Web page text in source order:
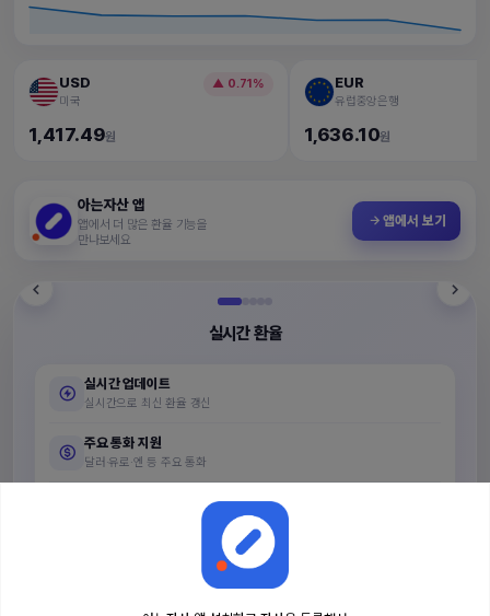
USD
미국
▲ 0.71%
1,417.49원
EUR
유럽중앙은행
1,636.10원
아는자산 앱
앱에서 더 많은 환율 기능을
만나보세요
앱에서 보기
화면을 탭해보세요
실시간 환율
실시간 업데이트
실시간으로 최신 환율 갱신
주요 통화 지원
달러·유로·엔 등 주요 통화
글로벌 외환시장 시세 기반 제공